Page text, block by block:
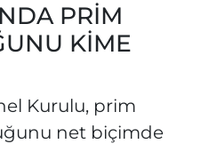
PRİM
KİME
Kurulu, prim
net biçimde